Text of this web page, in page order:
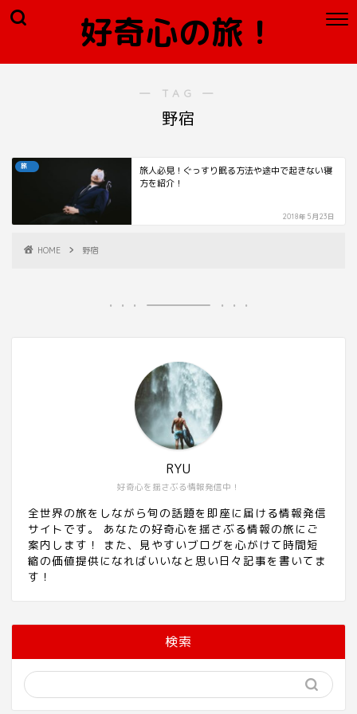
好奇心の旅！
― TAG ―
野宿
旅
旅人必見！ぐっすり眠る方法や途中で起きない寝
方を紹介！
2018年5月23日
HOME 野宿
好奇心を揺さぶる情報発信中！
RYU
全世界の旅をしながら旬の話題を即座に届ける情報発信
サイトです。 あなたの好奇心を揺さぶる情報の旅にご
案内します！ また、見やすいブログを心がけて時間短
縮の価値提供になればいいなと思い日々記事を書いてま
す！
検索